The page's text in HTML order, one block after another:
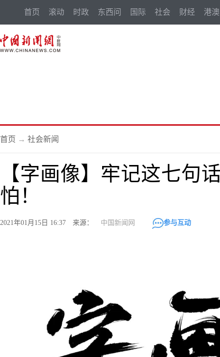
首页 滚动 时政 东西问 国际 社会 财经 港澳
首页 → 社会新闻
【字画像】牢记这七句
怕！
2021年01月15日 16:37 来源： 中国新闻网 参与互动